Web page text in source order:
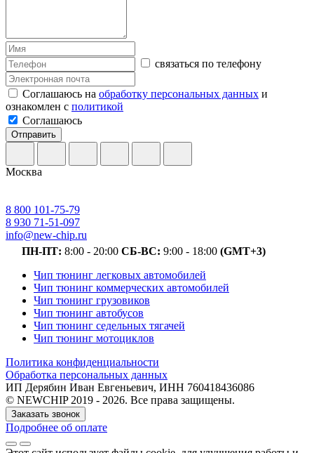
связаться по телефону
Соглашаюсь на обработку персональных данных и
ознакомлен с политикой
Соглашаюсь
Отправить
Москва
8 800 101-75-79
8 930 71-51-097
info@new-chip.ru
ПН-ПТ: 8:00 - 20:00 СБ-ВС: 9:00 - 18:00 (GMT+3)
Чип тюнинг легковых автомобилей
Чип тюнинг коммерческих автомобилей
Чип тюнинг грузовиков
Чип тюнинг автобусов
Чип тюнинг седельных тягачей
Чип тюнинг мотоциклов
Политика конфиденциальности
Обработка персональных данных
ИП Дерябин Иван Евгеньевич, ИНН 760418436086
© NEWCHIP 2019 - 2026. Все права защищены.
Заказать звонок
Подробнее об оплате